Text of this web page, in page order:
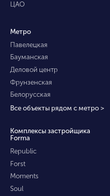
ЦАО
Метро
Павелецкая
Бауманская
Деловой центр
Фрунзенская
Белорусская
Все объекты рядом с метро >
Комплексы застройщика
Forma
Republic
Forst
Moments
Soul